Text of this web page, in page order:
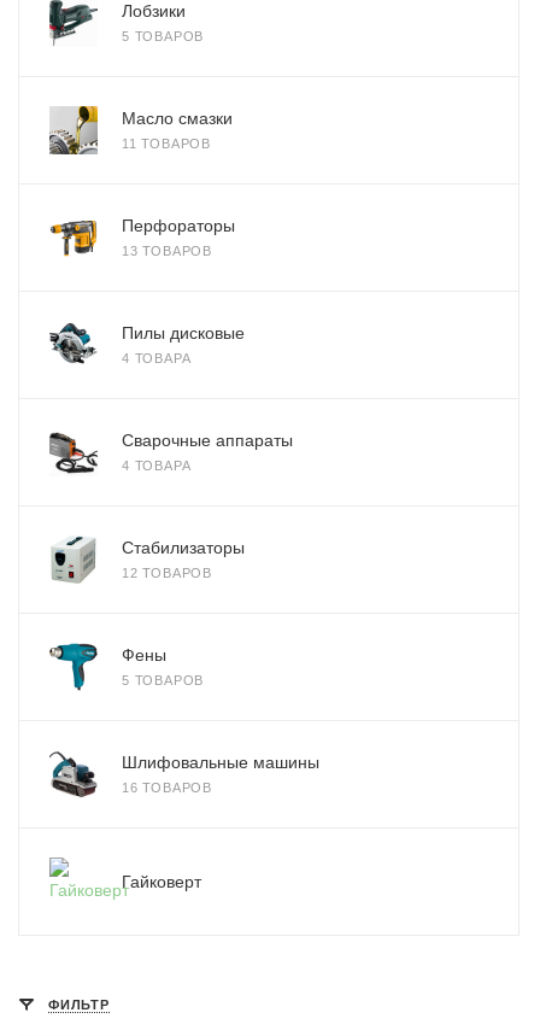
Лобзики
5 ТОВАРОВ
Масло смазки
11 ТОВАРОВ
Перфораторы
13 ТОВАРОВ
Пилы дисковые
4 ТОВАРА
Сварочные аппараты
4 ТОВАРА
Стабилизаторы
12 ТОВАРОВ
Фены
5 ТОВАРОВ
Шлифовальные машины
16 ТОВАРОВ
Гайковерт
ФИЛЬТР